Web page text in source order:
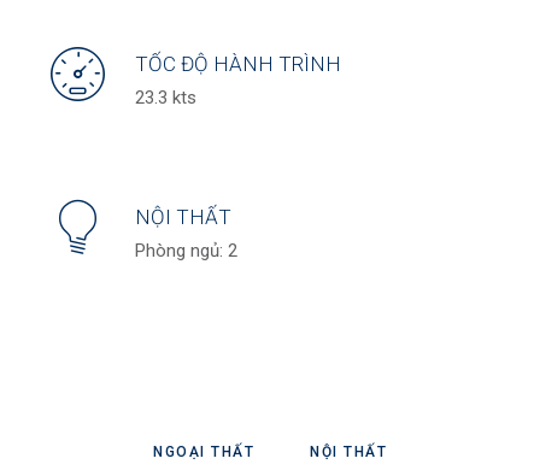
TỐC ĐỘ HÀNH TRÌNH
23.3 kts
NỘI THẤT
Phòng ngủ: 2
NGOẠI THẤT NỘI THẤT